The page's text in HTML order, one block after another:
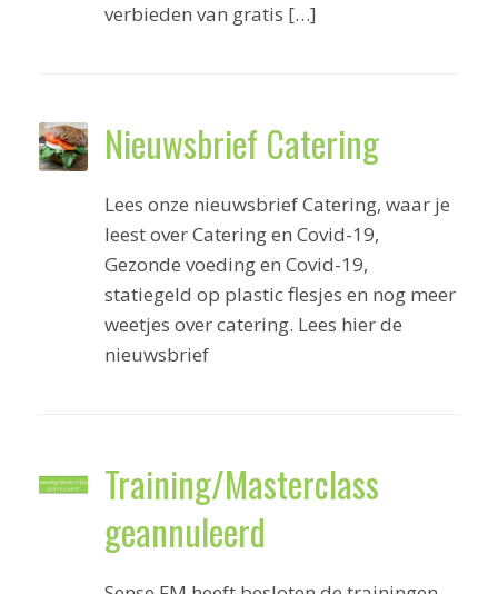
verbieden van gratis […]
Nieuwsbrief Catering
Lees onze nieuwsbrief Catering, waar je
leest over Catering en Covid-19,
Gezonde voeding en Covid-19,
statiegeld op plastic flesjes en nog meer
weetjes over catering. Lees hier de
nieuwsbrief
Training/Masterclass
geannuleerd